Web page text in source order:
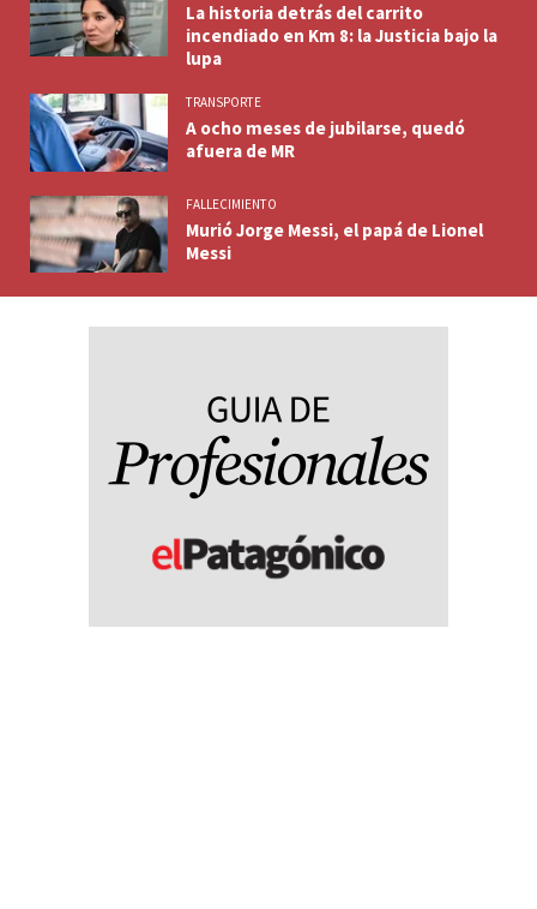
La historia detrás del carrito
incendiado en Km 8: la Justicia bajo la
lupa
TRANSPORTE
A ocho meses de jubilarse, quedó
afuera de MR
FALLECIMIENTO
Murió Jorge Messi, el papá de Lionel
Messi